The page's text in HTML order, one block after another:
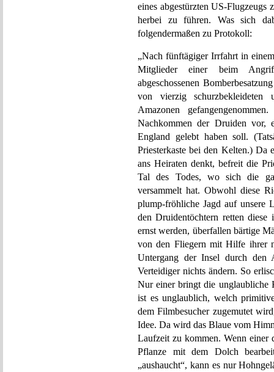
eines abgestürzten US-Flugzeugs
herbei zu führen. Was sich
folgendermaßen zu Protokoll:
„Nach fünftägiger Irrfahrt in
Mitglieder einer beim
abgeschossenen
von vierzig schurzbekleideten
Amazonen
Nachkommen der Druiden vor,
England gelebt haben soll.
Priesterkaste bei den Kelten.)
ans Heiraten denkt, befreit die
Tal des Todes, wo sich die
versammelt hat. Obwohl diese
plump-fröhliche Jagd auf unsere
den Druidentöchtern retten
ernst werden, überfallen bärtige
von den Fliegern mit Hilfe ihrer
Untergang der Insel durch den
Verteidiger nichts ändern. So
Nur einer bringt die unglaubliche
ist es unglaublich, welch
dem Filmbesucher zugemutet
Idee. Da wird das Blaue vom
Laufzeit zu kommen. Wenn einer
Pflanze mit dem Dolch
„aushaucht“, kann es nur